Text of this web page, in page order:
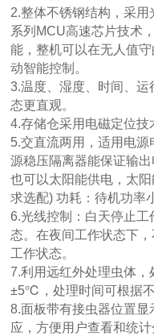
2.整体不锈钢结构，采
系列MCU高速芯片技术
能，整机可以在无人值
动智能控制。
3.温度、湿度、时间、
态更直观。
4.存储仓采用电磁定位技
5.交直流两用，适用电
源稳压隔离器能保证输
也可以太阳能供电，太
求选配) 功耗：待机功率
6.光线控制：白天停止
态。在夜间工作状态下
工作状态。
7.利用远红外处理虫体
±5℃，处理时间可根据不
8.面板带有接虫器位置
应，方便用户查看和统计